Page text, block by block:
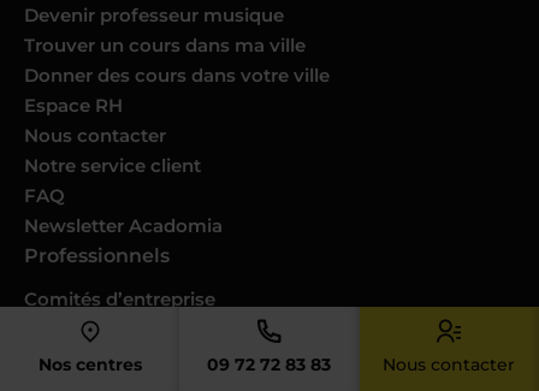
Nos centres 09 72 72 83 83 Nous contacter
Devenir professeur musique
Trouver un cours dans ma ville
Donner des cours dans votre ville
Espace RH
Nous contacter
Notre service client
FAQ
Newsletter Acadomia
Professionnels
Comités d’entreprise
Collectivités
Partenaires